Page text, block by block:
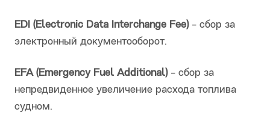
EDI (Electronic Data Interchange Fee)- сбор за
электронный документооборот.
EFA (Emergency Fuel Additional)- сбор за
непредвиденное увеличение расхода топлива
судном.